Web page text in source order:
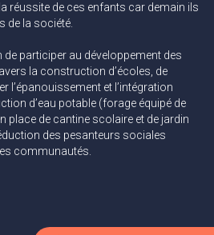
réussite de ces enfants car demain ils
de la société.
de participer au développement des
la construction d’écoles, de
l’épanouissement et l’intégration
d’eau potable (forage équipé de
place de cantine scolaire et de jardin
des pesanteurs sociales
communautés.